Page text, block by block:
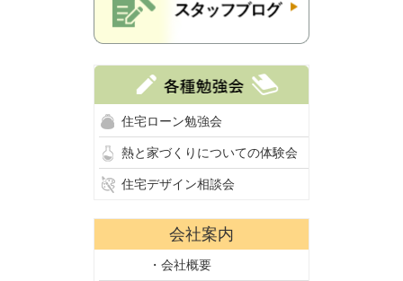
住宅ローン勉強会
熱と家づくりについての体験会
住宅デザイン相談会
会社案内
・会社概要